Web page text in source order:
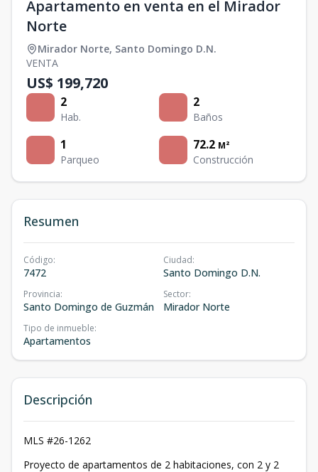
Apartamento en venta en el Mirador
Norte
Mirador Norte, Santo Domingo D.N.
VENTA
US$ 199,720
2
Hab.
2
Baños
1
Parqueo
72.2 M²
Construcción
Resumen
Código:
7472
Ciudad:
Santo Domingo D.N.
Provincia:
Santo Domingo de Guzmán
Sector:
Mirador Norte
Tipo de inmueble:
Apartamentos
Descripción
MLS #26-1262
Proyecto de apartamentos de 2 habitaciones, con 2 y 2